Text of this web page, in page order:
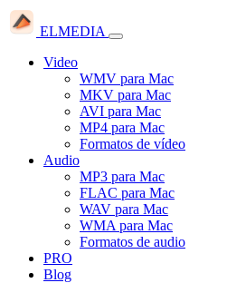
ELMEDIA
Video
WMV para Mac
MKV para Mac
AVI para Mac
MP4 para Mac
Formatos de vídeo
Audio
MP3 para Mac
FLAC para Mac
WAV para Mac
WMA para Mac
Formatos de audio
PRO
Blog